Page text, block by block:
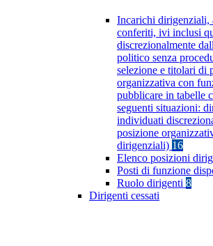
Incarichi dirigenziali,
conferiti, ivi inclusi
discrezionalmente
politico senza
selezione e titolari di
organizzativa con
pubblicare in tabelle
seguenti situazioni:
individuati
posizione
dirigenziali) 16
Elenco posizioni
Posti di funzione
Ruolo dirigenti 8
Dirigenti cessati